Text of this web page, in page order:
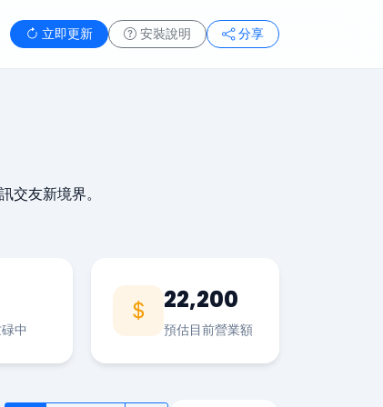
立即更新 安裝說明 分享
友新境界。
中
22,200
預估目前營業額